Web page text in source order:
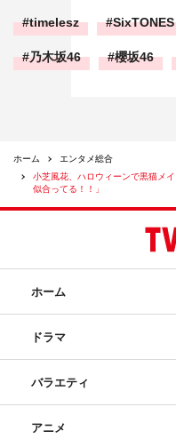
timelesz SixTONES
乃木坂46 櫻坂46
ホーム
エンタメ総合
小芝風花、ハロウィーンで黒猫メ
似合ってる！！」
ホーム
ドラマ
バラエティ
アニメ